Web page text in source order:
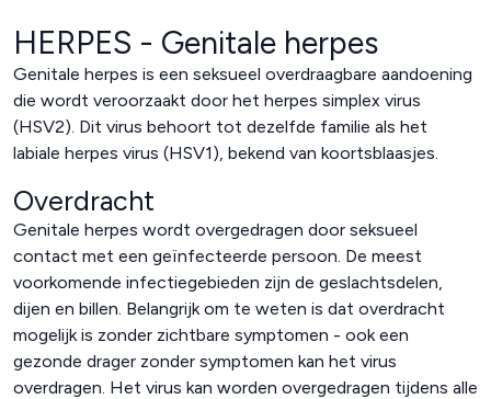
HERPES - Genitale herpes
Genitale herpes is een seksueel overdraagbare aandoening
die wordt veroorzaakt door het herpes simplex virus
(HSV2). Dit virus behoort tot dezelfde familie als het
labiale herpes virus (HSV1), bekend van koortsblaasjes.
Overdracht
Genitale herpes wordt overgedragen door seksueel
contact met een geïnfecteerde persoon. De meest
voorkomende infectiegebieden zijn de geslachtsdelen,
dijen en billen. Belangrijk om te weten is dat overdracht
mogelijk is zonder zichtbare symptomen - ook een
gezonde drager zonder symptomen kan het virus
overdragen. Het virus kan worden overgedragen tijdens alle